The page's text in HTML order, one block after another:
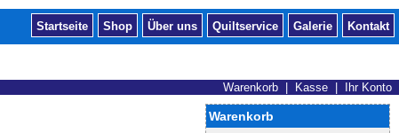
Startseite Shop Über uns Quiltservice Galerie Kontakt
Warenkorb Kasse Ihr Konto
Warenkorb